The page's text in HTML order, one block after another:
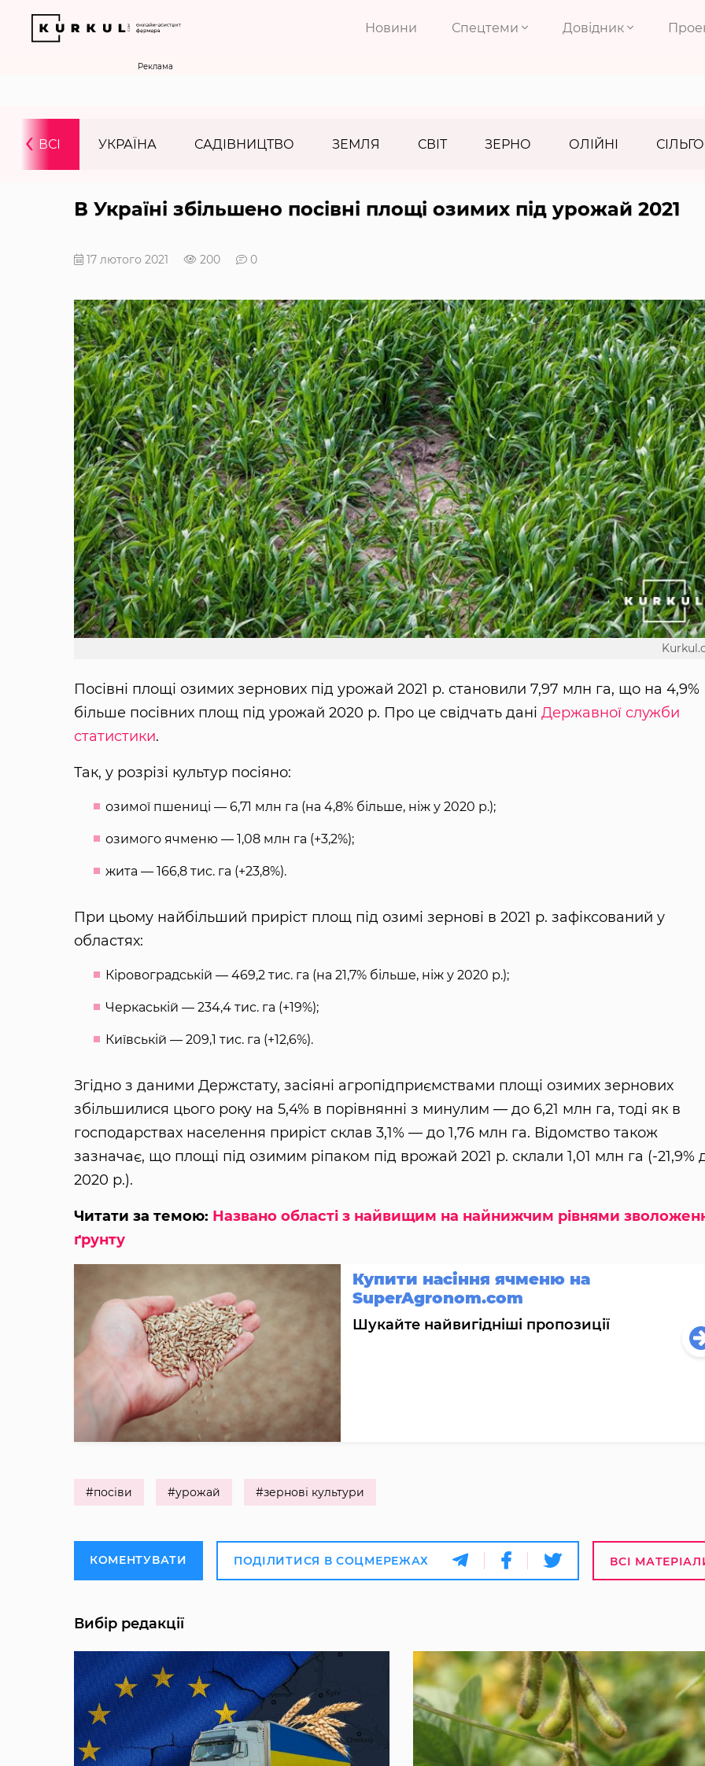
Новини Спецтеми Довідник
Реклама
ВСІ УКРАЇНА САДІВНИЦТВО ЗЕМЛЯ СВІТ ЗЕРНО ОЛІЙНІ
‹
В Україні збільшено посівні площі озимих під урожай 2021
17 лютого 2021 200 0
Посівні площі озимих зернових під урожай 2021 р. становили 7,97 млн ​​га, що на 4,9%
більше посівних площ під урожай 2020 р. Про це свідчать дані Державної служби
статистики.
Так, у розрізі культур посіяно:
озимої пшениці — 6,71 млн га (на 4,8% більше, ніж у 2020 р.);
озимого ячменю — 1,08 млн га (+3,2%);
жита — 166,8 тис. га (+23,8%).
При цьому найбільший приріст площ під озимі зернові в 2021 р. зафіксований у
областях:
Кіровоградській — 469,2 тис. га (на 21,7% більше, ніж у 2020 р.);
Черкаській — 234,4 тис. га (+19%);
Київській — 209,1 тис. га (+12,6%).
Згідно з даними Держстату, засіяні агропідприємствами площі озимих зернових
збільшилися цього року на 5,4% в порівнянні з минулим — до 6,21 млн га, тоді як в
господарствах населення приріст склав 3,1% — до 1,76 млн га. Відомство також
зазначає, що площі під озимим ріпаком під врожай 2021 р. склали 1,01 млн га (-21,9%
2020 р.).
Читати за темою: Названо області з найвищим на найнижчим рівнями
ґрунту
Купити насіння ячменю на
SuperAgronom.com
Шукайте найвигідніші пропозиції
#посіви #урожай #зернові культури
КОМЕНТУВАТИ ПОДІЛИТИСЯ В СОЦМЕРЕЖАХ ВСІ
Вибір редакції